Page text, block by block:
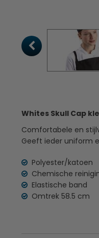
Whites Skull Cap
Comfortabele en
Geeft ieder uniform
Polyester/katoen
Chemische
Elastische band
Omtrek 58.5 cm